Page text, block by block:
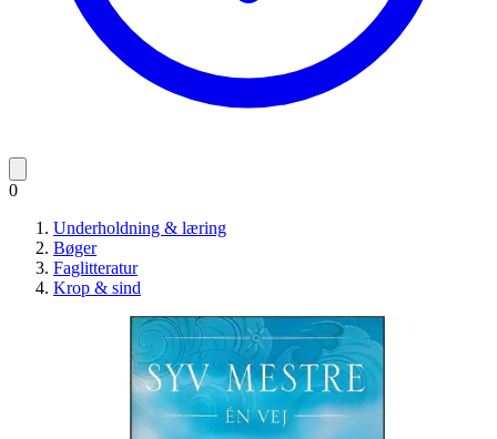
0
Underholdning & læring
Bøger
Faglitteratur
Krop & sind